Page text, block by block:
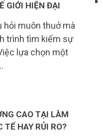
GIỚI HIỆN ĐẠI
hỏi muôn thuở mà
trình tìm kiếm sự
lựa chọn một
CAO TẠI LÀM
HAY RỦI RO?